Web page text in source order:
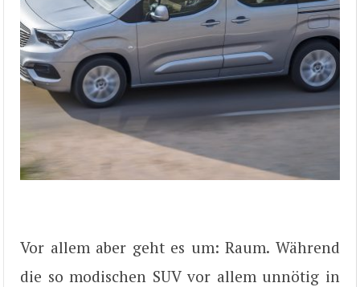
Vor allem aber geht es um: Raum. Während
die so modischen SUV vor allem unnötig in